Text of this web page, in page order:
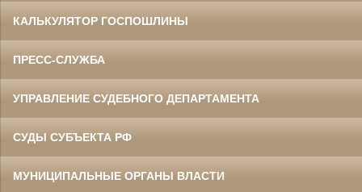
КАЛЬКУЛЯТОР ГОСПОШЛИНЫ
ПРЕСС-СЛУЖБА
УПРАВЛЕНИЕ СУДЕБНОГО ДЕПАРТАМЕНТА
СУДЫ СУБЪЕКТА РФ
МУНИЦИПАЛЬНЫЕ ОРГАНЫ ВЛАСТИ